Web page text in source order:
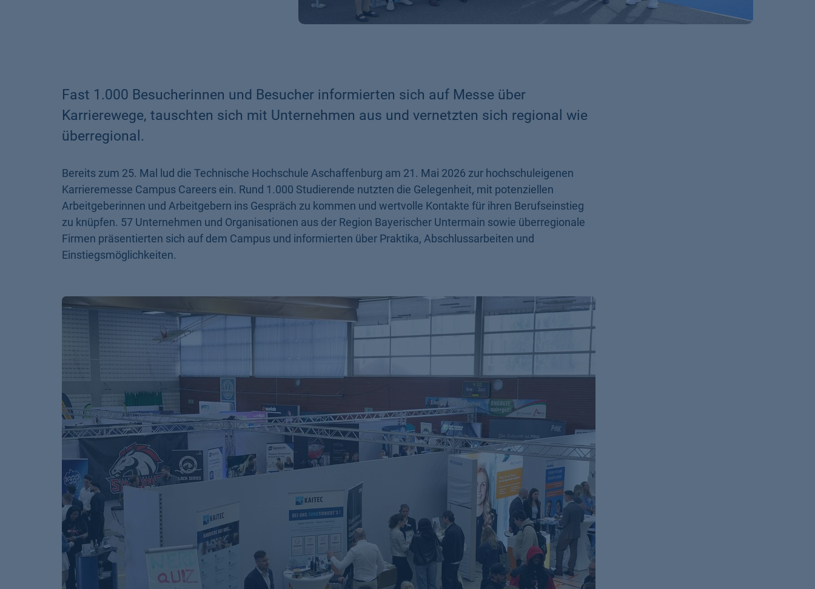
Fast 1.000 Besucherinnen und Besucher informierten sich auf Messe über
Karrierewege, tauschten sich mit Unternehmen aus und vernetzten sich regional wie
überregional.
Bereits zum 25. Mal lud die Technische Hochschule Aschaffenburg am 21. Mai 2026 zur hochschuleigenen
Karrieremesse Campus Careers ein. Rund 1.000 Studierende nutzten die Gelegenheit, mit potenziellen
Arbeitgeberinnen und Arbeitgebern ins Gespräch zu kommen und wertvolle Kontakte für ihren Berufseinstieg
zu knüpfen. 57 Unternehmen und Organisationen aus der Region Bayerischer Untermain sowie überregionale
Firmen präsentierten sich auf dem Campus und informierten über Praktika, Abschlussarbeiten und
Einstiegsmöglichkeiten.